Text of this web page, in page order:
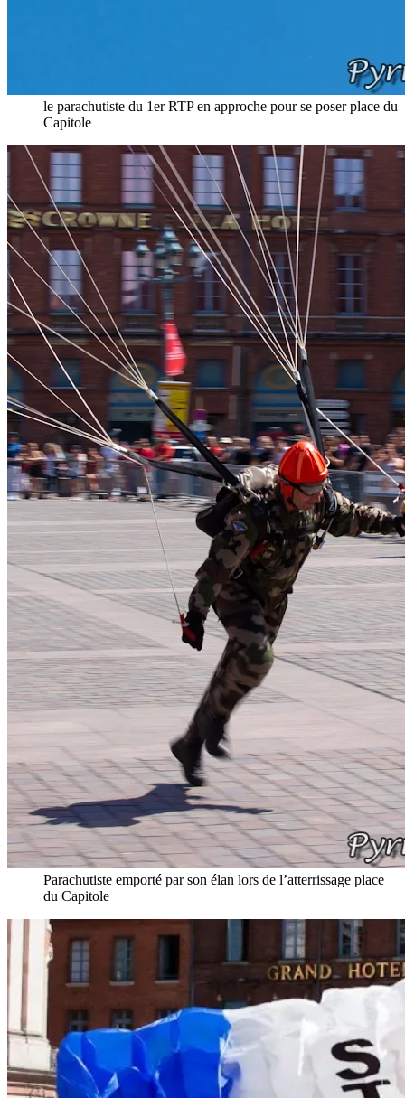
le parachutiste du 1er RTP en approche pour se poser place du
Capitole
Parachutiste emporté par son élan lors de l’atterrissage place
du Capitole